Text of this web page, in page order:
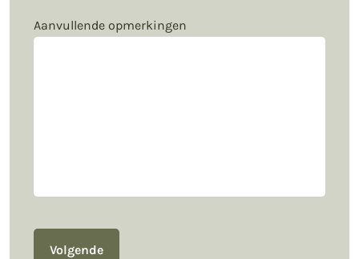
Aanvullende opmerkingen
Volgende